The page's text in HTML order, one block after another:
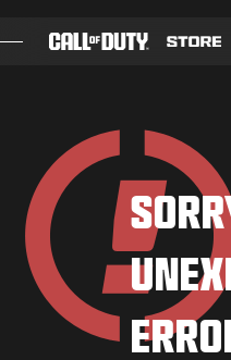
BATTLE PASS
BLACKCELL
PUNTI COD
NEGOZIO ABBIGLIAMENTO
COMBAT BUILDS